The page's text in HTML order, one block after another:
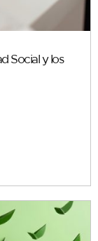
Social y los